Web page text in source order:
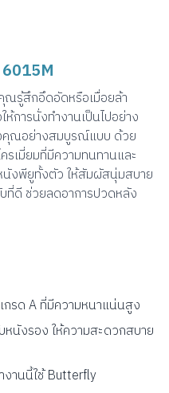
ณรู้สึกอึดอัดหรือเมื่อยล้า
การนั่งทำงานเป็นไปอย่าง
คุณอย่างสมบูรณ์แบบ ด้วย
รเมี่ยมที่มีความทนทานและ
งพียูทั้งตัว ให้สัมผัสนุ่มสบาย
ที่ดี ช่วยลดอาการปวดหลัง
กรด A ที่มีความหนาแน่นสูง
หนังรอง ให้ความสะดวกสบาย
งานนี้ใช้ Butterfly